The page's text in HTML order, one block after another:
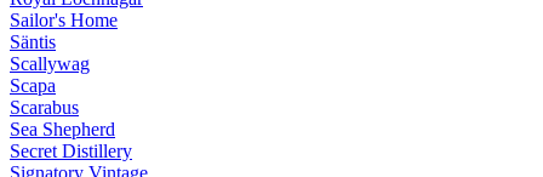
Sailor's Home
Säntis
Scallywag
Scapa
Scarabus
Sea Shepherd
Secret Distillery
Signatory Vintage